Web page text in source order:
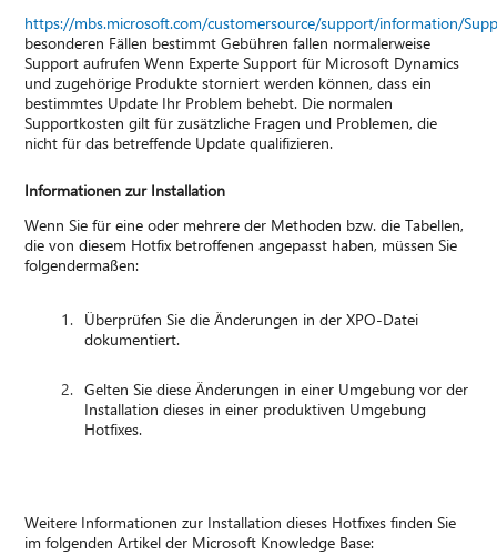
https://mbs.microsoft.com/customersource/support/information/
besonderen Fällen bestimmt Gebühren fallen normalerweise
Support aufrufen Wenn Experte Support für Microsoft Dynamics
und zugehörige Produkte storniert werden können, dass ein
bestimmtes Update Ihr Problem behebt. Die normalen
Supportkosten gilt für zusätzliche Fragen und Problemen, die
nicht für das betreffende Update qualifizieren.
Informationen zur Installation
Wenn Sie für eine oder mehrere der Methoden bzw. die Tabellen,
die von diesem Hotfix betroffenen angepasst haben, müssen Sie
folgendermaßen:
Überprüfen Sie die Änderungen in der XPO-Datei
dokumentiert.
Gelten Sie diese Änderungen in einer Umgebung vor der
Installation dieses in einer produktiven Umgebung
Hotfixes.
Weitere Informationen zur Installation dieses Hotfixes finden Sie
im folgenden Artikel der Microsoft Knowledge Base: